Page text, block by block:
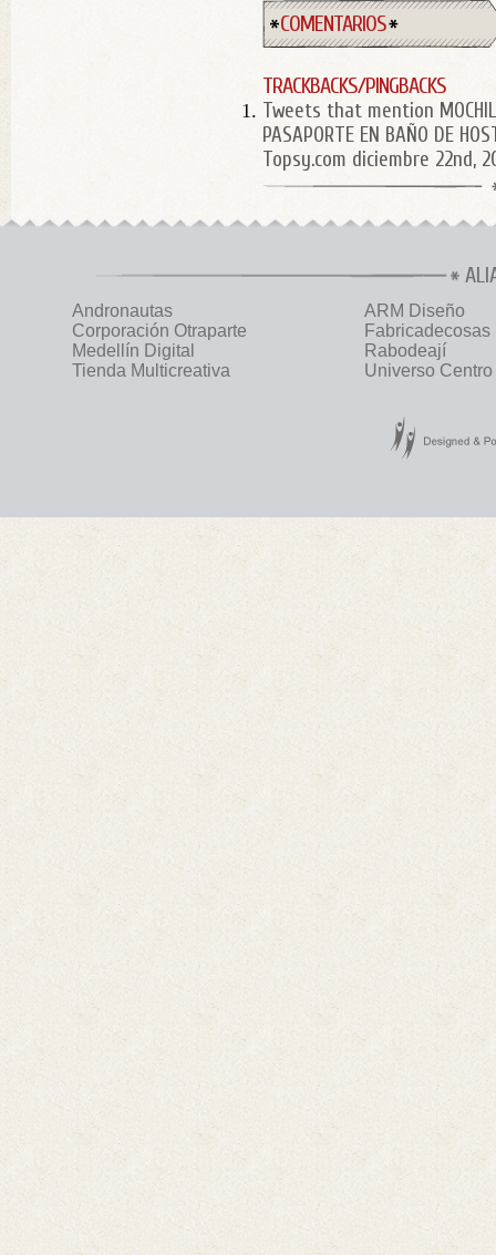
COMENTARIOS
TRACKBACKS/PINGBACKS
Tweets that mention
PASAPORTE EN BAÑO DE
Topsy.com diciembre 22nd,
Andronautas
ARM Diseño
Corporación Otraparte
Fabricadecosas
Medellín Digital
Rabodeají
Tienda Multicreativa
Universo Centro